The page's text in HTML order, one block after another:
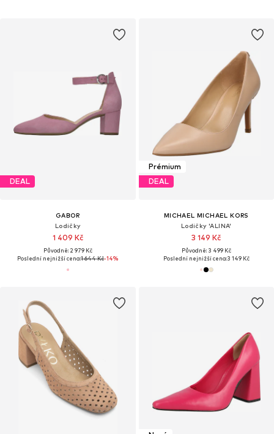
DEAL
GABOR
Lodičky
1 409 Kč
Původně: 2 979 Kč
Poslední nejnižší cena:1 644 Kč-14%
Prémium
DEAL
MICHAEL MICHAEL KORS
Lodičky 'ALINA'
3 149 Kč
Původně: 3 499 Kč
Poslední nejnižší cena:3 149 Kč